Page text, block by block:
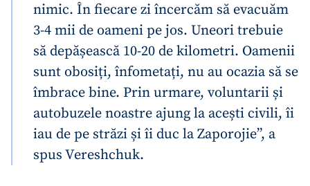
nimic. În fiecare zi încercăm să evacuăm
3-4 mii de oameni pe jos. Uneori trebuie
să depășească 10-20 de kilometri. Oamenii
sunt obosiți, înfometați, nu au ocazia să se
îmbrace bine. Prin urmare, voluntarii și
autobuzele noastre ajung la acești civili, îi
iau de pe străzi și îi duc la Zaporojie”, a
spus Vereshchuk.